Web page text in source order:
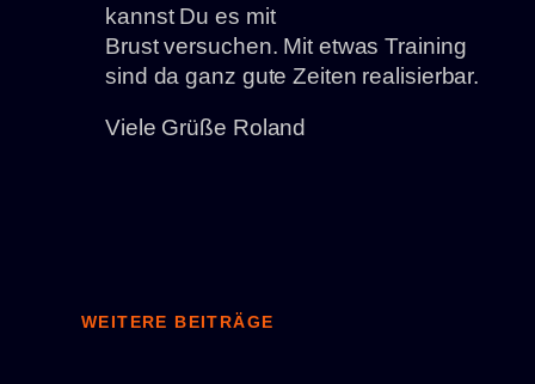
kannst Du es mit
Brust versuchen. Mit etwas Training
sind da ganz gute Zeiten realisierbar.
Viele Grüße Roland
WEITERE BEITRÄGE